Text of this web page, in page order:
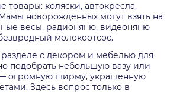
товары: коляски, автокресла,
новорожденных могут взять на
весы, радионяню, видеоняню
молокоотсос.
с декором и мебелью для
подобрать небольшую вазу или
— огромную ширму, украшенную
Здесь вопрос только в